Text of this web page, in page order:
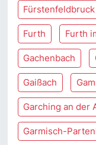
Fürstenfeldbruck
Furth Furth
Gachenbach
Gaißach
Garching an der
Garmisch-